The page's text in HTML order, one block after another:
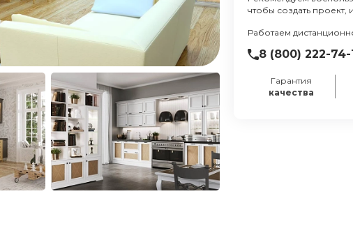
Влагостойкая столешница ДСП
чтобы создать проект,
Работаем
8 (800) 222-74-
Гарантия
качества